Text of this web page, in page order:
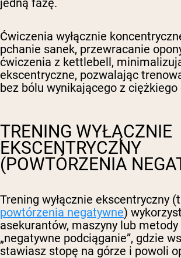
jedną fazę.
Ćwiczenia wyłącznie
pchanie sanek, przewracanie
ćwiczenia z kettlebell,
ekscentryczne, pozwalając
bez bólu wynikającego z ciężkiego
TRENING WYŁĄCZNIE
EKSCENTRYCZNY
(POWTÓRZENIA
Trening wyłącznie ekscentryczny
powtórzenia negatywne)
asekurantów, maszyny lub
„negatywne podciąganie”, gdzie
stawiasz stopę na górze i powoli